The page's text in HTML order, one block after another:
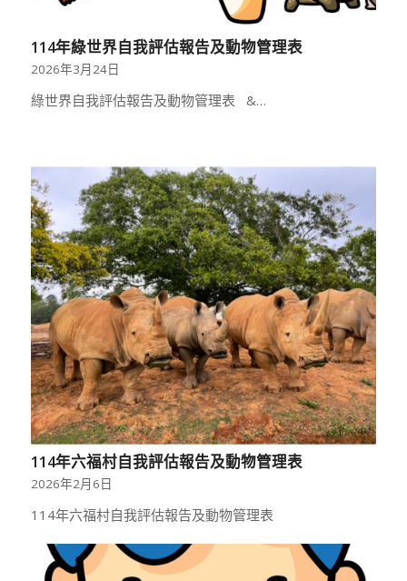
114年綠世界自我評估報告及動物管理表
2026年3月24日
綠世界自我評估報告及動物管理表 &…
114年六福村自我評估報告及動物管理表
2026年2月6日
114年六福村自我評估報告及動物管理表